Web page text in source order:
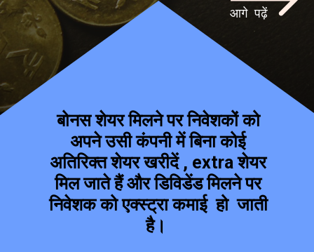
बोनस शेयर मिलने पर निवेशकों को
अपने उसी कंपनी में बिना कोई
अतिरिक्त शेयर खरीदें , extra शेयर
मिल जाते हैं और डिविडेंड मिलने पर
निवेशक को एक्स्ट्रा कमाई हो जाती
है।
आगे पढ़ें